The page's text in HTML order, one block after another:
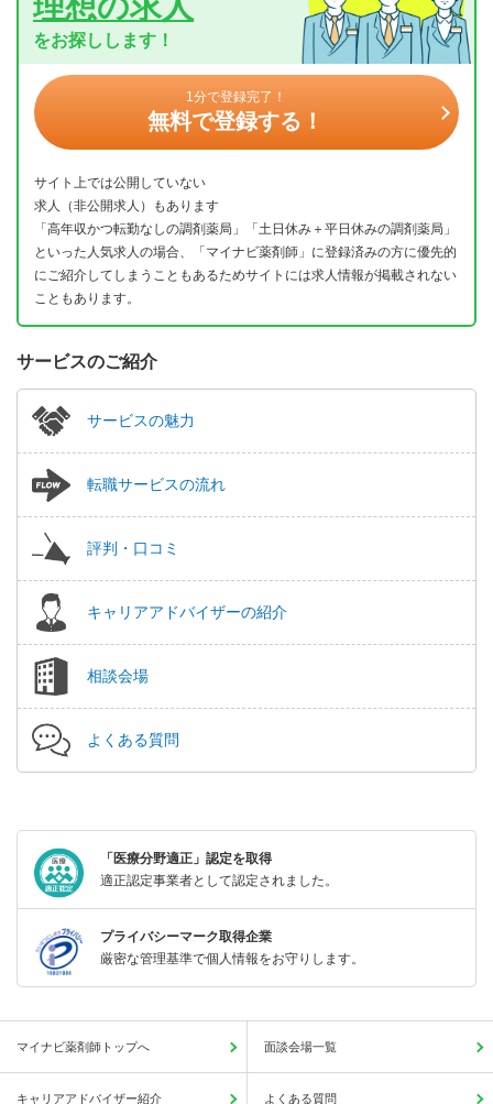
をお探しします！
1分で登録完了！
無料で登録する！
サイト上では公開していない
求人（非公開求人）もあります
「高年収かつ転勤なしの調剤薬局」「土日休み＋平日休みの調剤薬局」
といった人気求人の場合、「マイナビ薬剤師」に登録済みの方に優先的
にご紹介してしまうこともあるためサイトには求人情報が掲載されない
こともあります。
サービスのご紹介
サービスの魅力
転職サービスの流れ
評判・口コミ
キャリアアドバイザーの紹介
相談会場
よくある質問
「医療分野適正」認定を取得
適正認定事業者として認定されました。
プライバシーマーク取得企業
厳密な管理基準で個人情報をお守りします。
マイナビ薬剤師トップへ 面談会場一覧
キャリアアドバイザー紹介 よくある質問